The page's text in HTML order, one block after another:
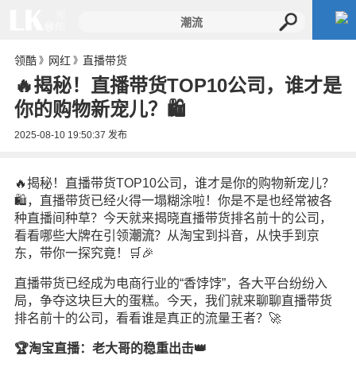
领酷》 网红 》 直播带货
🔥揭秘！直播带货TOP10公司，谁才是
你的购物新宠儿？🛍️
2025-08-10 19:50:37 发布
🔥揭秘！直播带货TOP10公司，谁才是你的购物新宠儿？
🛍️，直播带货已经火得一塌糊涂啦！你是不是也经常被各
种直播间种草？今天就来揭晓直播带货排名前十的公司，
看看哪些大牌在引领潮流？从淘宝到抖音，从快手到京
东，带你一探究竟！🛒🎉
直播带货已经成为电商行业的“香饽饽”，各大平台纷纷入
局，争夺这块巨大的蛋糕。今天，我们就来聊聊直播带货
排名前十的公司，看看谁是真正的流量王者？🚀
🏆淘宝直播：老大哥的稳重出击👑